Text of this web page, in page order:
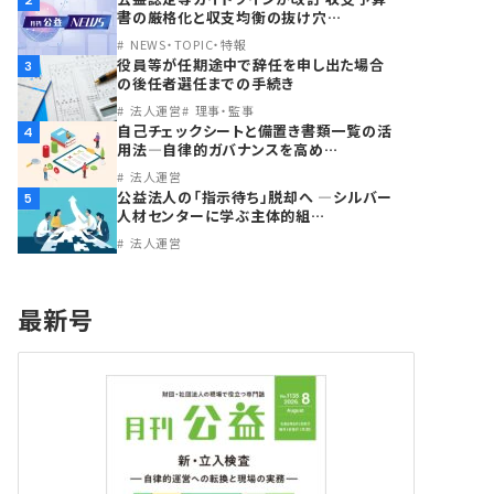
書の厳格化と収支均衡の抜け穴…
NEWS・TOPIC・特報
3
役員等が任期途中で辞任を申し出た場合
の後任者選任までの手続き
法人運営 理事・監事
4
自己チェックシートと備置き書類一覧の活
用法―自律的ガバナンスを高め…
法人運営
5
公益法人の「指示待ち」脱却へ ―シルバー
人材センターに学ぶ主体的組…
法人運営
最新号